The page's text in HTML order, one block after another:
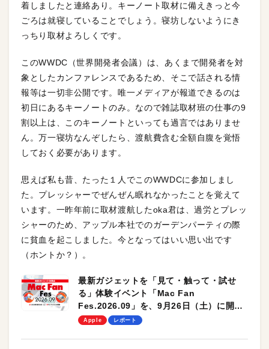
着しましたと連絡あり。キーノート取材に備えきっと今
ごろは就寝していることでしょう。寝坊しないようにき
っちり取材よろしくです。
このWWDC（世界開発者会議）は、あくまで開発者を対
象としたカンファレンスであるため、そこで話される情
報等は一切非公開です。唯一メディアが報道できるのは
初日にあるキーノートのみ。なので雑誌取材班の仕事の9
割以上は、このキーノートといっても過言ではありませ
ん。万一寝坊なんぞしたら、渡航費含む全額自腹を覚悟
しておく必要があります。
思えば私も昔、たった１人でこのWWDCに参加しまし
た。プレッシャーでぜんぜん眠れなかったことを覚えて
います。一昨年前に取材渡航したoka君は、過労とプレッ
シャーのため、アップル本社でのガーデンパーティの際
に貧血を起こしました。今となってはいい思い出です
（ホントか？）。
最新ガジェットを「見て・触って・試せ
る」体験イベント「Mac Fan
Fes.2026.09」を、9月26日（土）に開催
します！
Apple レポート